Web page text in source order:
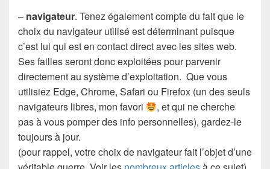
– navigateur. Tenez également compte du fait que le
choix du navigateur utilisé est déterminant puisque
c’est lui qui est en contact direct avec les sites web.
Ses failles seront donc exploitées pour parvenir
directement au système d’exploitation. Que vous
utilisiez Edge, Chrome, Safari ou Firefox (un des seuls
navigateurs libres, mon favori
, et qui ne cherche
pas à vous pomper des info personnelles), gardez-le
toujours à jour.
(pour rappel, votre choix de navigateur fait l’objet d’une